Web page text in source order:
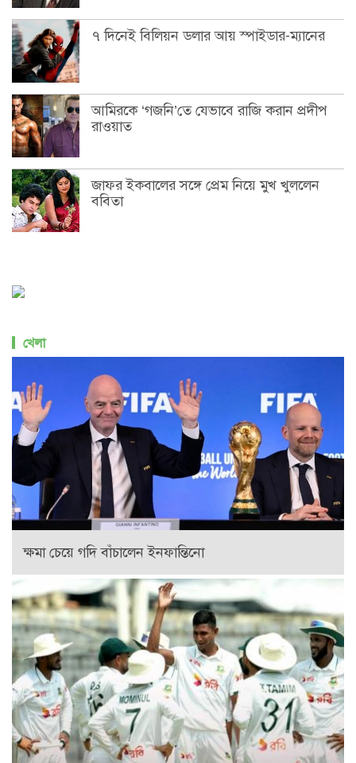
৭ দিনেই বিলিয়ন ডলার আয় স্পাইডার-ম্যানের
আমিরকে ‘গজনি’তে যেভাবে রাজি করান প্রদীপ
রাওয়াত
জাফর ইকবালের সঙ্গে প্রেম নিয়ে মুখ খুললেন
ববিতা
খেলা
ক্ষমা চেয়ে গদি বাঁচালেন ইনফান্তিনো